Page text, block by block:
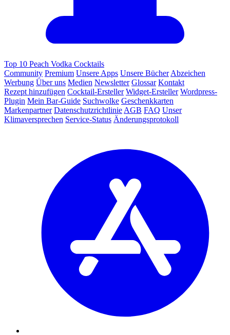
Top 10 Peach Vodka Cocktails
Community Premium Unsere Apps Unsere Bücher Abzeichen
Werbung Über uns Medien Newsletter Glossar Kontakt
Rezept hinzufügen Cocktail-Ersteller Widget-Ersteller Wordpress-
Plugin Mein Bar-Guide Suchwolke Geschenkkarten
Markenpartner Datenschutzrichtlinie AGB FAQ Unser
Klimaversprechen Service-Status Änderungsprotokoll